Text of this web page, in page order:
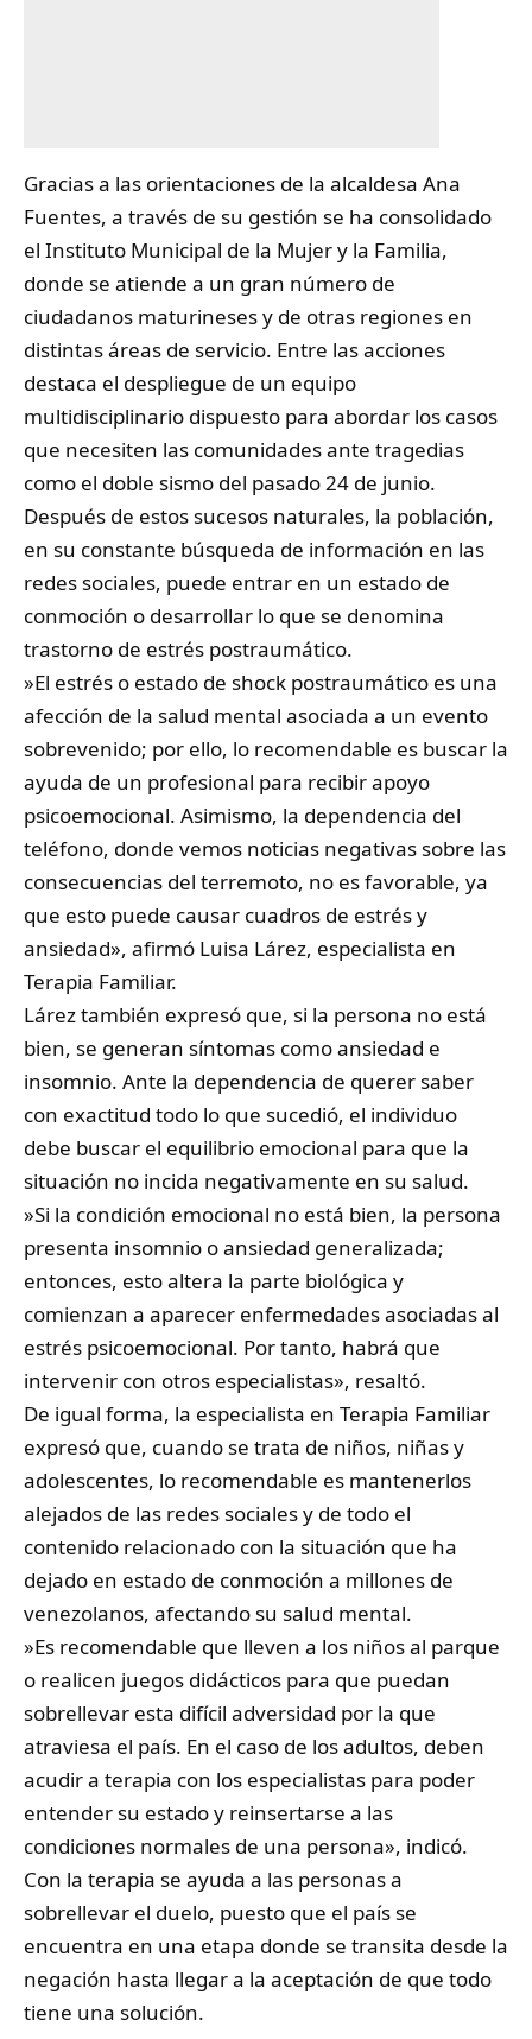
Gracias a las orientaciones de la alcaldesa Ana
Fuentes, a través de su gestión se ha consolidado
el Instituto Municipal de la Mujery la Familia,
donde se atiende a un gran número de
ciudadanos maturineses y de otras regiones en
distintas áreas de servicio. Entre las acciones
destaca el despliegue de un equipo
multidisciplinario dispuesto para abordar los casos
que necesiten las comunidades ante tragedias
como el doble sismo del pasado 24 de junio.
​Después de estos sucesos naturales, la población,
en su constante búsqueda de información en las
redes sociales, puede entrar en un estado de
conmoción o desarrollar lo que se denomina
trastorno de estrés postraumático.
​»El estrés o estado de shock postraumático es una
afección de la salud mental asociada a un evento
sobrevenido; por ello, lo recomendable es buscar la
ayuda de un profesional para recibir apoyo
psicoemocional. Asimismo, la dependencia del
teléfono, donde vemos noticias negativas sobre las
consecuencias del terremoto, no es favorable, ya
que esto puede causar cuadros de estrés y
ansiedad», afirmó Luisa Lárez, especialista en
Terapia Familiar.
​Lárez también expresó que, si la persona no está
bien, se generan síntomas como ansiedad e
insomnio. Ante la dependencia de querer saber
con exactitud todo lo que sucedió, el individuo
debe buscar el equilibrio emocional para que la
situación no incida negativamente en su salud.
​»Si la condición emocional no está bien, la persona
presenta insomnio o ansiedad generalizada;
entonces, esto altera la parte biológica y
comienzan a aparecer enfermedades asociadas al
estrés psicoemocional. Por tanto, habrá que
intervenir con otros especialistas», resaltó.
​De igual forma, la especialista en Terapia Familiar
expresó que, cuando se trata de niños, niñas y
adolescentes, lo recomendable es mantenerlos
alejados de las redes sociales y de todo el
contenido relacionado con la situación que ha
dejado en estado de conmoción a millones de
venezolanos, afectando su salud mental.
​»Es recomendable que lleven a los niños al parque
o realicen juegos didácticos para que puedan
sobrellevar esta difícil adversidad por la que
atraviesa el país. En el caso de los adultos, deben
acudir a terapia con los especialistas para poder
entender su estado y reinsertarse a las
condiciones normales de una persona», indicó.
​Con la terapia se ayuda a las personas a
sobrellevar el duelo, puesto que el país se
encuentra en una etapa donde se transita desde la
negación hasta llegar a la aceptación de que todo
tiene una solución.